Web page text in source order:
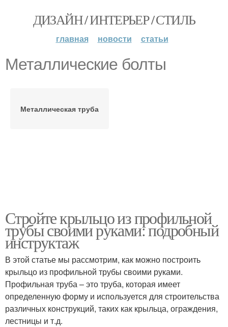
ДИЗАЙН / ИНТЕРЬЕР / СТИЛЬ
главная новости статьи
Металлические болты
Металлическая труба
Стройте крыльцо из профильной
трубы своими руками: подробный
инструктаж
В этой статье мы рассмотрим, как можно построить
крыльцо из профильной трубы своими руками.
Профильная труба – это труба, которая имеет
определенную форму и используется для строительства
различных конструкций, таких как крыльца, ограждения,
лестницы и т.д.